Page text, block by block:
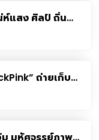
ห์แสง ศิลป์ ถิ่น
ถ่ายเก็บ